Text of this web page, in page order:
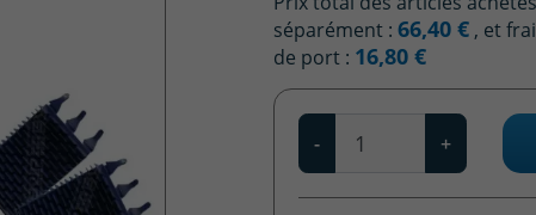
séparément : 66,40 € , et
de port : 16,80 €
Qté
- +